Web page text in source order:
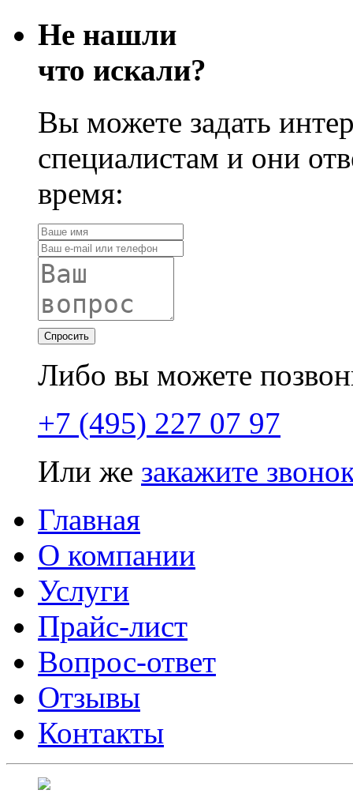
Не нашли
что искали?
Вы можете задать
специалистам и они
время:
Спросить
Либо вы можете
+7 (495) 227 07 97
Или же закажите
Главная
О компании
Услуги
Прайс-лист
Вопрос-ответ
Отзывы
Контакты